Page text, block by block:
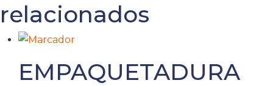
relacionados
EMPAQUETADURA